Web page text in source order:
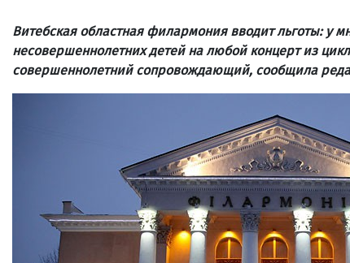
Витебская областная филармония вводит льготы: у
несовершеннолетних детей на любой концерт из
совершеннолетний сопровождающий, сообщила